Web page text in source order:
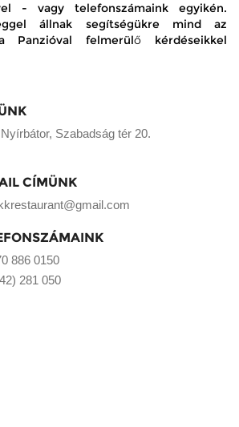
- vagy telefonszámaink egyikén.
állnak segítségükre mind az
felmerülő kérdéseikkel
Szabadság tér 20.
CÍMÜNK
886 0150
281 050